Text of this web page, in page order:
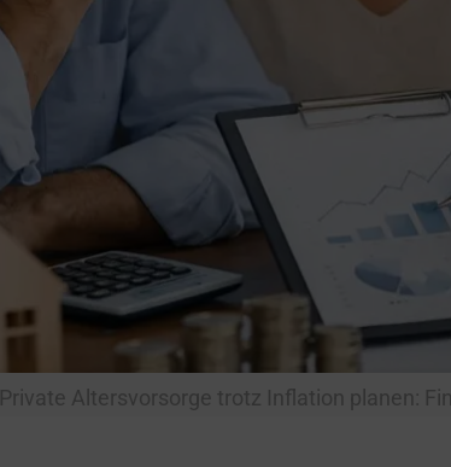
Private Altersvorsorge trotz Inflation planen: